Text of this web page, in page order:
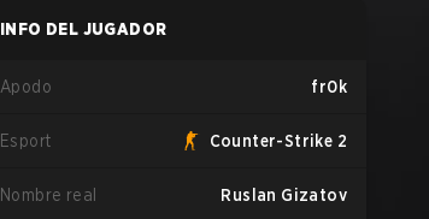
INFO DEL JUGADOR
Apodo fr0k
Esport Counter-Strike 2
Nombre real Ruslan Gizatov